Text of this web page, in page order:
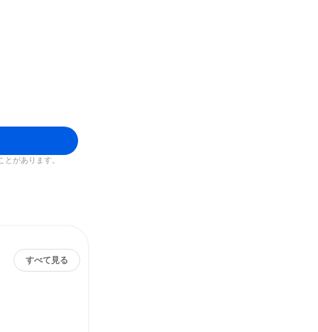
があります。
すべて見る